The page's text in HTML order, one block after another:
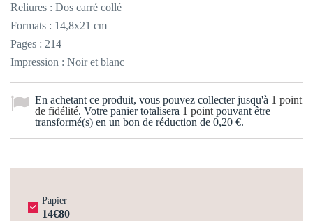
Reliures : Dos carré collé
Formats : 14,8x21 cm
Pages : 214
Impression : Noir et blanc
En achetant ce produit, vous pouvez collecter jusqu'à 1 point
de fidélité. Votre panier totalisera 1 point pouvant être
transformé(s) en un bon de réduction de 0,20 €.
Papier
14€80